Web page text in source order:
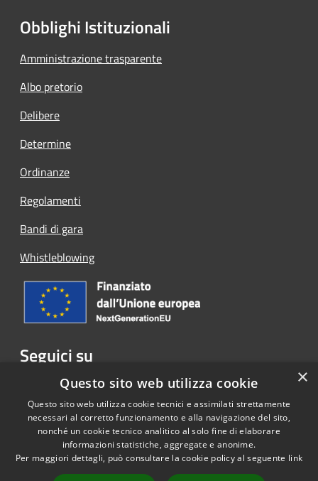
Obblighi Istituzionali
Amministrazione trasparente
Albo pretorio
Delibere
Determine
Ordinanze
Regolamenti
Bandi di gara
Whistleblowing
Seguici su
Facebook
Accessibilità
Copyright © 2026 • Comune di
Cassina Rizzardi • Powered by
×
Questo sito web utilizza cookie
Questo sito web utilizza cookie tecnici e assimilati strettamente
necessari al corretto funzionamento e alla navigazione del sito,
nonché un cookie tecnico analitico al solo fine di elaborare
informazioni statistiche, aggregate e anonime.
Per maggiori dettagli, può consultare la cookie policy al seguente link